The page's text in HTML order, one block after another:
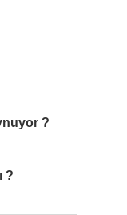
?
?